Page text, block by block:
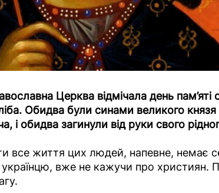
Церква відмічала день пам’яті
Обидва були синами великого
і обидва загинули від руки свого
все життя цих людей, напевне, немає
вже не кажучи про християн.